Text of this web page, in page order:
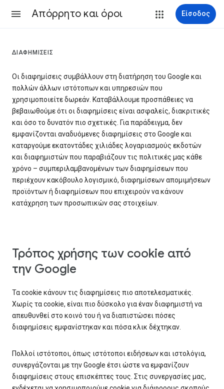
Απόρρητο και όροι Είσοδος
ΔΙΑΦΗΜΊΣΕΙΣ
Οι διαφημίσεις συμβάλλουν στη διατήρηση του Google και
πολλών άλλων ιστότοπων και υπηρεσιών που
χρησιμοποιείτε δωρεάν. Καταβάλλουμε προσπάθειες να
βεβαιωθούμε ότι οι διαφημίσεις είναι ασφαλείς, διακριτικές
και όσο το δυνατόν πιο σχετικές. Για παράδειγμα, δεν
εμφανίζονται αναδυόμενες διαφημίσεις στο Google και
καταργούμε εκατοντάδες χιλιάδες λογαριασμούς εκδοτών
και διαφημιστών που παραβιάζουν τις πολιτικές μας κάθε
χρόνο – συμπεριλαμβανομένων των διαφημίσεων που
περιέχουν κακόβουλο λογισμικό, διαφημίσεων απομιμήσεων
προϊόντων ή διαφημίσεων που επιχειρούν να κάνουν
κατάχρηση των προσωπικών σας στοιχείων.
Τρόπος χρήσης των cookie από
την Google
Τα cookie κάνουν τις διαφημίσεις πιο αποτελεσματικές.
Χωρίς τα cookie, είναι πιο δύσκολο για έναν διαφημιστή να
απευθυνθεί στο κοινό του ή να διαπιστώσει πόσες
διαφημίσεις εμφανίστηκαν και πόσα κλικ δέχτηκαν.
Πολλοί ιστότοποι, όπως ιστότοποι ειδήσεων και ιστολόγια,
συνεργάζονται με την Google έτσι ώστε να εμφανίζουν
διαφημίσεις στους επισκέπτες τους. Στις συνεργασίες μας,